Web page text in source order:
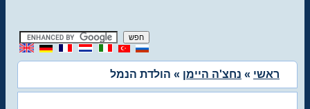
ראשי » נחצ'ה היימן » הולדת הנמל